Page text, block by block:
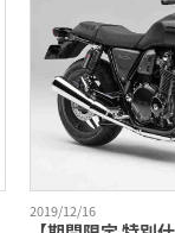
2019/12/16